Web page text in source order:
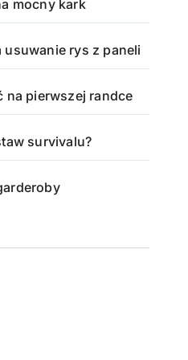
mocny kark
rys z paneli
na pierwszej randce
survivalu?